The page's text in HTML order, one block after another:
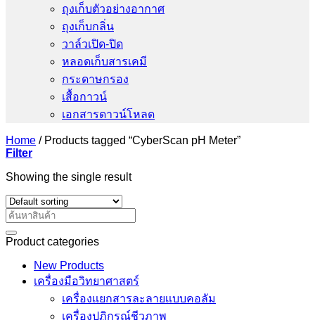
ถุงเก็บตัวอย่างอากาศ
ถุงเก็บกลิ่น
วาล์วเปิด-ปิด
หลอดเก็บสารเคมี
กระดาษกรอง
เสื้อกาวน์
เอกสารดาวน์โหลด
Home /Products tagged “CyberScan pH Meter”
Filter
Showing the single result
Search
for:
Product categories
New Products
เครื่องมือวิทยาศาสตร์
เครื่องเเยกสารละลายเเบบคอลัม
เครื่องปฏิกรณ์ชีวภาพ